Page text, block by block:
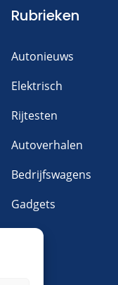
Rubrieken
Autonieuws
Elektrisch
Rijtesten
Autoverhalen
Bedrijfswagens
Gadgets